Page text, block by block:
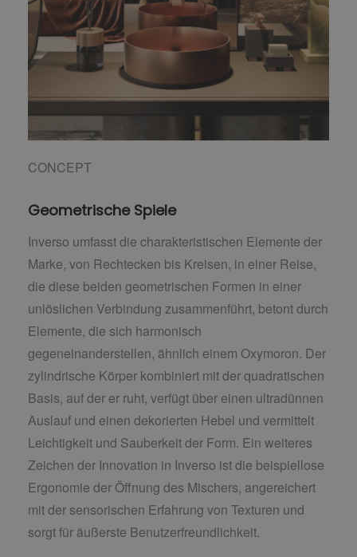
CONCEPT
Geometrische Spiele
Inverso umfasst die charakteristischen Elemente der
Marke, von Rechtecken bis Kreisen, in einer Reise,
die diese beiden geometrischen Formen in einer
unlöslichen Verbindung zusammenführt, betont durch
Elemente, die sich harmonisch
gegeneinanderstellen, ähnlich einem Oxymoron. Der
zylindrische Körper kombiniert mit der quadratischen
Basis, auf der er ruht, verfügt über einen ultradünnen
Auslauf und einen dekorierten Hebel und vermittelt
Leichtigkeit und Sauberkeit der Form. Ein weiteres
Zeichen der Innovation in Inverso ist die beispiellose
Ergonomie der Öffnung des Mischers, angereichert
mit der sensorischen Erfahrung von Texturen und
sorgt für äußerste Benutzerfreundlichkeit.